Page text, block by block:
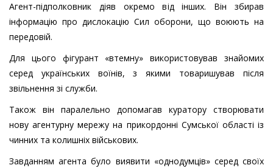
Агент-підполковник діяв окремо від інших. Він збирав
інформацію про дислокацію Сил оборони, що воюють на
передовій.
Для цього фігурант «втемну» використовував знайомих
серед українських воїнів, з якими товаришував після
звільнення зі служби.
Також він паралельно допомагав куратору створювати
нову агентурну мережу на прикордонні Сумської області із
чинних та колишніх військових.
Завданням агента було виявити «однодумців» серед своїх